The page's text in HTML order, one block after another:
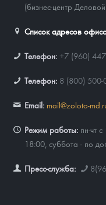
(бизнес-центр
Список адресов
Телефон: +7 (960)
Телефон: 8 (800) 500-
Email: mail@zoloto-
Режим работы: пн-чт
18:00, суббота - по
Пресс-служба: